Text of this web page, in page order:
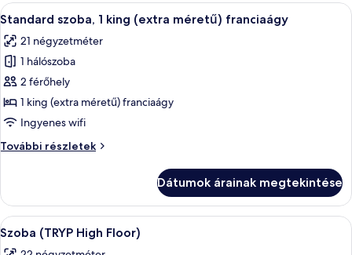
A
következő
szoba
összes
képének
megtekintése:
Standard
1
méretű)
franciaágy
Pehelypaplan, minibár, széf a
5
Standard szoba, 1 king (extra méretű) franciaágy
21 négyzetméter
1 hálószoba
2 férőhely
1 king (extra méretű) franciaágy
Ingyenes wifi
További részletek
Standard
(extra
méretű)
franciaágy
Dátumok árainak megtekintése
A
következő
Pehelypaplan, minibár, széf a
6
Szoba (TRYP High Floor)